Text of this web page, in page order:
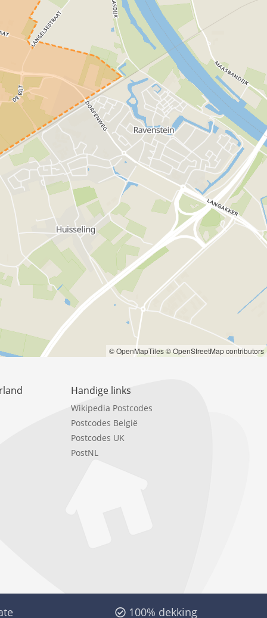
© OpenMapTiles© OpenStreetMap contributors
Handige links
Wikipedia Postcodes
Postcodes België
Postcodes UK
PostNL
100% dekking